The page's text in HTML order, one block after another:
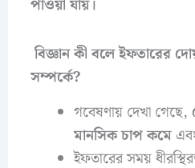
পাওয়া যায়।
বিজ্ঞান কী বলে ইফতারের
সম্পর্কে?
গবেষণায় দেখা গেছে,
মানসিক চাপ কমে
ইফতারের সময়